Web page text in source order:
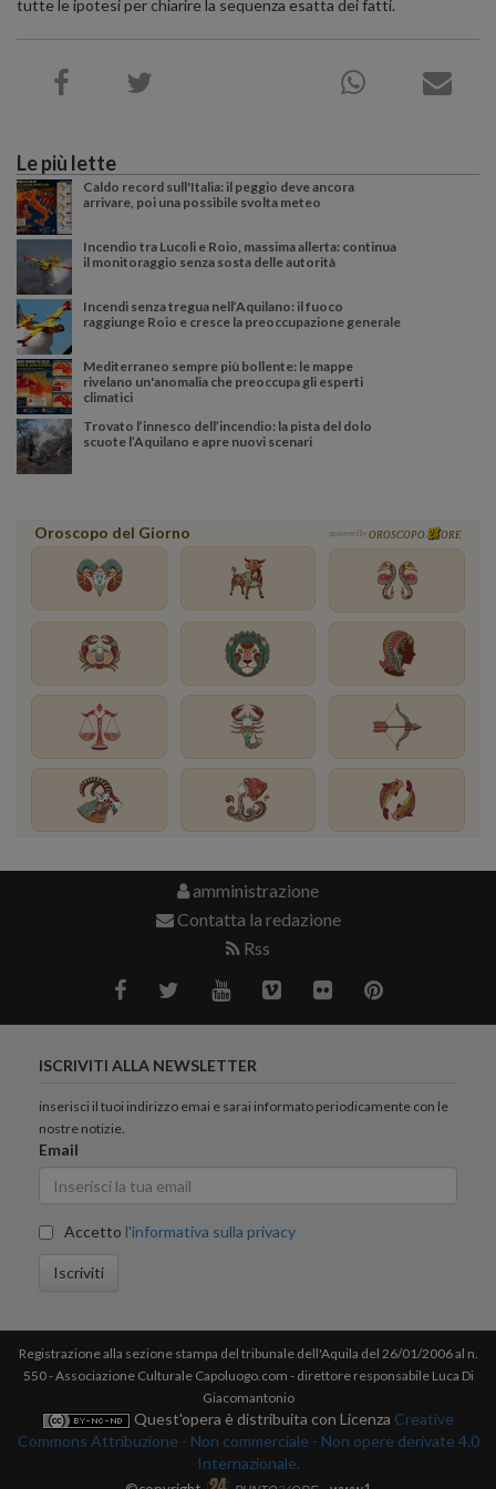
tutte le ipotesi per chiarire la sequenza esatta dei fatti.
Le più lette
Caldo record sull'Italia: il peggio deve ancora
arrivare, poi una possibile svolta meteo
Incendio tra Lucoli e Roio, massima allerta: continua
il monitoraggio senza sosta delle autorità
Incendi senza tregua nell’Aquilano: il fuoco
raggiunge Roio e cresce la preoccupazione generale
Mediterraneo sempre più bollente: le mappe
rivelano un'anomalia che preoccupa gli esperti
climatici
Trovato l’innesco dell’incendio: la pista del dolo
scuote l’Aquilano e apre nuovi scenari
Oroscopo del Giorno powered by OROSCOPO ORE
amministrazione
Contatta la redazione
Rss
ISCRIVITI ALLA NEWSLETTER
inserisci il tuoi indirizzo emai e sarai informato periodicamente con le
nostre notizie.
Email
Accetto l'informativa sulla privacy
Iscriviti
Registrazione alla sezione stampa del tribunale dell'Aquila del 26/01/2006 al n.
550 - Associazione Culturale Capoluogo.com - direttore responsabile Luca Di
Giacomantonio
Quest'opera è distribuita con Licenza Creative
Commons Attribuzione - Non commerciale - Non opere derivate 4.0
Internazionale.